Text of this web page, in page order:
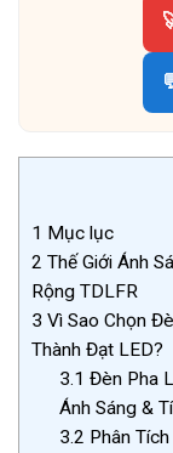
1 Mục lục
2 Thế Giới Ánh
Rộng TDLFR
3 Vì Sao Chọn
Thành Đạt LED?
3.1 Đèn Pha
Ánh Sáng &
3.2 Phân